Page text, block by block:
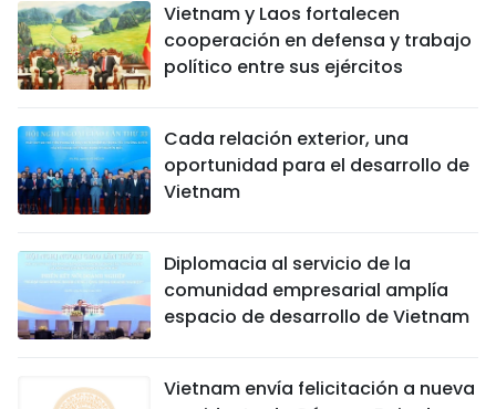
Vietnam y Laos fortalecen
cooperación en defensa y trabajo
político entre sus ejércitos
Cada relación exterior, una
oportunidad para el desarrollo de
Vietnam
Diplomacia al servicio de la
comunidad empresarial amplía
espacio de desarrollo de Vietnam
Vietnam envía felicitación a nueva